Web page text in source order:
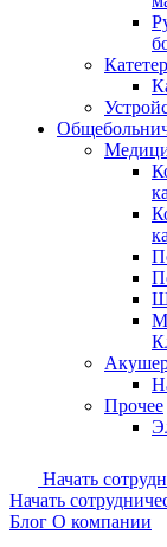
Прочее
Начать
Начать
Блог О компании